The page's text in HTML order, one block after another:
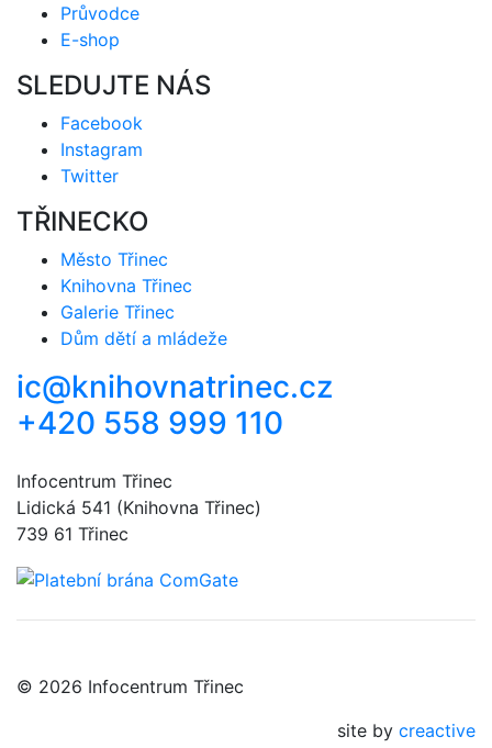
Průvodce
E-shop
SLEDUJTE NÁS
Facebook
Instagram
Twitter
TŘINECKO
Město Třinec
Knihovna Třinec
Galerie Třinec
Dům dětí a mládeže
ic@knihovnatrinec.cz
+420 558 999 110
Infocentrum Třinec
Lidická 541 (Knihovna Třinec)
739 61 Třinec
© 2026 Infocentrum Třinec
site by creactive